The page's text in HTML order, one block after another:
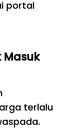
portal
Masuk
terlalu